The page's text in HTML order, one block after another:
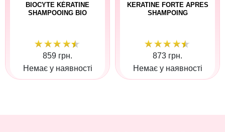
BIOCYTE KÉRATINE
SHAMPOOING BIO
859 грн.
Немає у наявності
KERATINE FORTE APRES
SHAMPOING
873 грн.
Немає у наявності